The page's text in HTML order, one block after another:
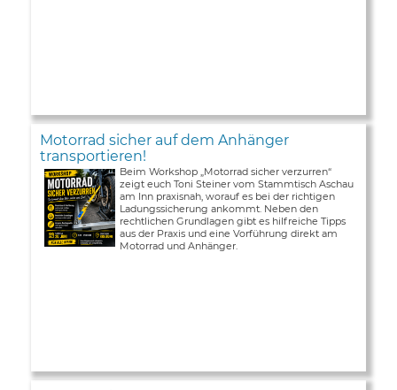
Motorrad sicher auf dem Anhänger
transportieren!
Beim Workshop „Motorrad sicher verzurren“
zeigt euch Toni Steiner vom Stammtisch Aschau
am Inn praxisnah, worauf es bei der richtigen
Ladungssicherung ankommt. Neben den
rechtlichen Grundlagen gibt es hilfreiche Tipps
aus der Praxis und eine Vorführung direkt am
Motorrad und Anhänger.